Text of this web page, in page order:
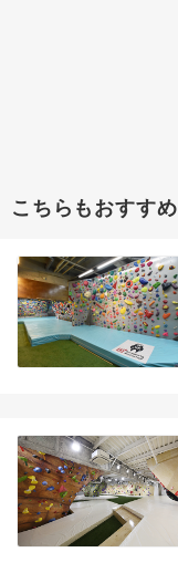
こちらもおすすめ